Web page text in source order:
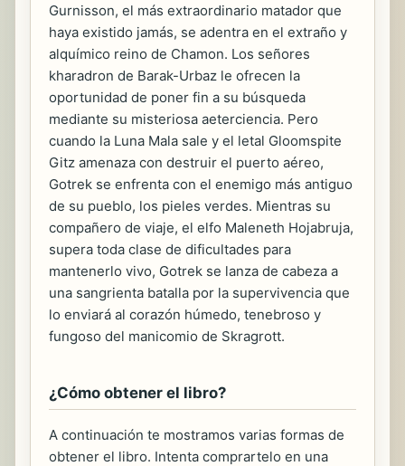
Gurnisson, el más extraordinario matador que
haya existido jamás, se adentra en el extraño y
alquímico reino de Chamon. Los señores
kharadron de Barak-Urbaz le ofrecen la
oportunidad de poner fin a su búsqueda
mediante su misteriosa aeterciencia. Pero
cuando la Luna Mala sale y el letal Gloomspite
Gitz amenaza con destruir el puerto aéreo,
Gotrek se enfrenta con el enemigo más antiguo
de su pueblo, los pieles verdes. Mientras su
compañero de viaje, el elfo Maleneth Hojabruja,
supera toda clase de dificultades para
mantenerlo vivo, Gotrek se lanza de cabeza a
una sangrienta batalla por la supervivencia que
lo enviará al corazón húmedo, tenebroso y
fungoso del manicomio de Skragrott.
¿Cómo obtener el libro?
A continuación te mostramos varias formas de
obtener el libro. Intenta comprartelo en una